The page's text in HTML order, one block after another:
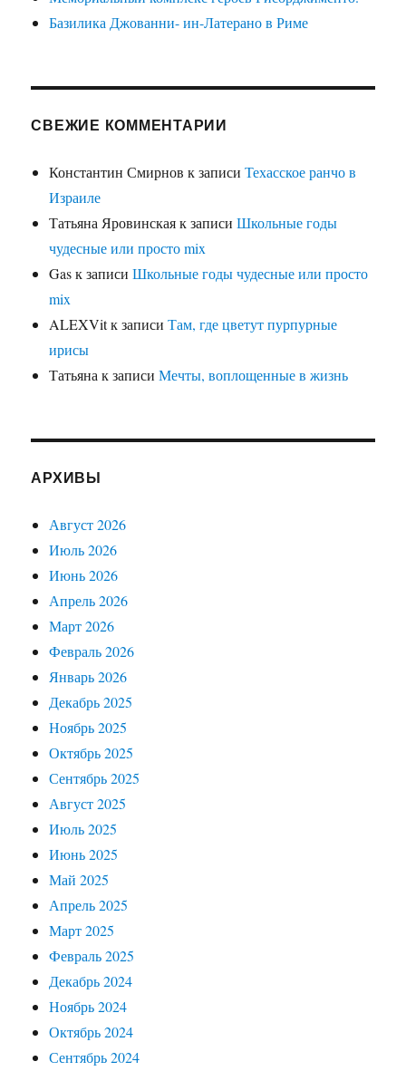
Базилика Джованни- ин-Латерано в Риме
СВЕЖИЕ КОММЕНТАРИИ
Константин Смирнов к записиТехасское ранчо в
Израиле
Татьяна Яровинскаяк записиШкольные годы
чудесные или просто mix
Gasк записиШкольные годы чудесные или просто
mix
ALEXVitк записиТам, где цветут пурпурные
ирисы
Татьянак записиМечты, воплощенные в жизнь
АРХИВЫ
Август 2026
Июль 2026
Июнь 2026
Апрель 2026
Март 2026
Февраль 2026
Январь 2026
Декабрь 2025
Ноябрь 2025
Октябрь 2025
Сентябрь 2025
Август 2025
Июль 2025
Июнь 2025
Май 2025
Апрель 2025
Март 2025
Февраль 2025
Декабрь 2024
Ноябрь 2024
Октябрь 2024
Сентябрь 2024